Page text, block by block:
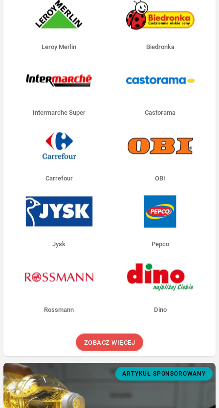
Leroy Merlin Biedronka
Intermarche Super Castorama
Carrefour OBI
Jysk Pepco
Rossmann Dino
ZOBACZ WIĘCEJ
ARTYKUŁ SPONSOROWANY